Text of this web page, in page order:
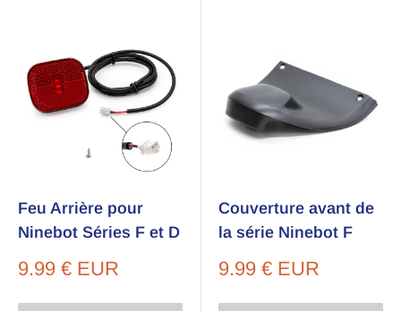
Feu Arrière pour
Ninebot Séries F et D
Sale
9.99 € EUR
Couverture avant de
la série Ninebot F
Sale
9.99 € EUR